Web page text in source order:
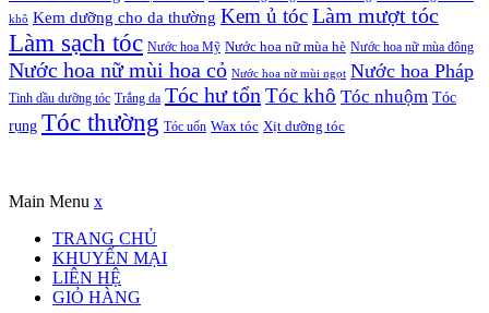
khô Kem dưỡng cho da thường Kem ủ tócLàm mượt tóc
Làm sạch tóc Nước hoa Mỹ Nước hoa nữ mùa hè Nước hoa nữ mùa đông
Nước hoa nữ mùi hoa cỏ Nước hoa nữ mùi ngọt Nước hoa Pháp
Tinh dầu dưỡng tóc Trắng da Tóc hư tổn Tóc khô Tóc nhuộm Tóc
rụng Tóc thường Tóc uốn Wax tóc Xịt dưỡng tóc
Main Menu x
TRANG CHỦ
KHUYẾN MẠI
LIÊN HỆ
GIỎ HÀNG